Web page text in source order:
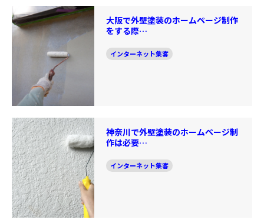
大阪で外壁塗装のホームページ制作
をする際…
インターネット集客
神奈川で外壁塗装のホームページ制
作は必要…
インターネット集客